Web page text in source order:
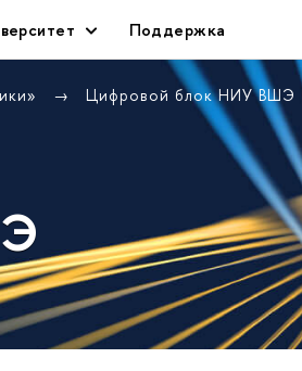
Поддержка
Цифровой блок НИУ ВШЭ